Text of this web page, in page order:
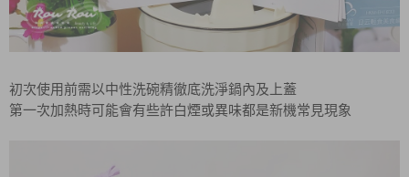
初次使用前需以中性洗碗精徹底洗淨鍋內及上蓋
第一次加熱時可能會有些許白煙或異味都是新機常見現象